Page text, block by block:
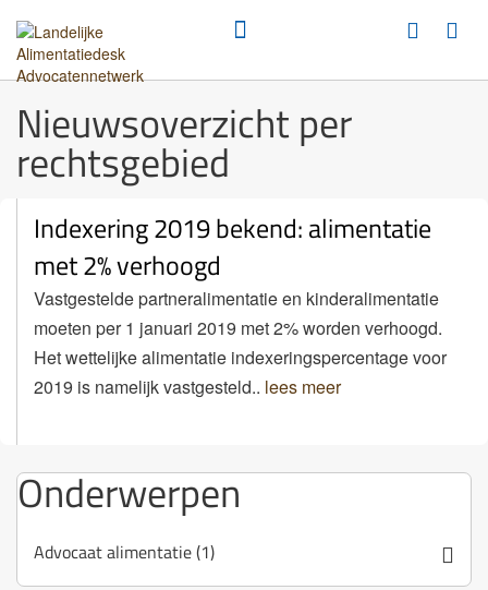
Nieuwsoverzicht per
rechtsgebied
Indexering 2019 bekend: alimentatie
met 2% verhoogd
Vastgestelde partneralimentatie en kinderalimentatie
moeten per 1 januari 2019 met 2% worden verhoogd.
Het wettelijke alimentatie indexeringspercentage voor
2019 is namelijk vastgesteld.. lees meer
Onderwerpen
Advocaat alimentatie (1)